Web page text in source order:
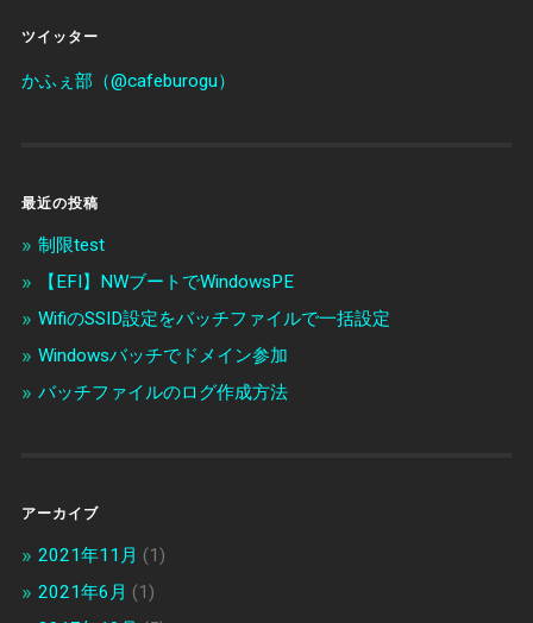
ツイッター
かふぇ部（@cafeburogu）
最近の投稿
制限test
【EFI】NWブートでWindowsPE
WifiのSSID設定をバッチファイルで一括設定
Windowsバッチでドメイン参加
バッチファイルのログ作成方法
アーカイブ
2021年11月 (1)
2021年6月 (1)